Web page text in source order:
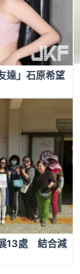
達」石原希望
13處 結合減